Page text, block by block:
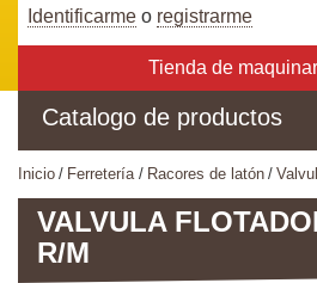
Identificarme o registrarme
Tienda de
Catalogo de productos
inicio ferretería racores de latón
VALVULA
R/M